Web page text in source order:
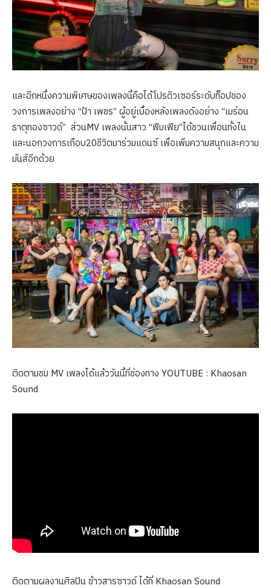
และอีกหนึ่งความพิเศษของเพลงนี้คือได้โปรดิวเซอร์ระดับท็อปของ
วงการเพลงอย่าง “ป้า เพชร” ผู้อยู่เบื้องหลังเพลงดังอย่าง “เมร่อน
ธาตุทองซาวด์” ส่วนMV เพลงนั้นสาว “ฟีมเฟีย”ได้ชวนเพื่อนทั้งใน
และนอกวงการเกือบ20ชีวิตมาร่วมแดนซ์ เพื่อเพิ่มความสนุกและความ
มันส์อีกด้วย
ติดตามชม MV เพลงได้แล้ววันนี้ที่ช่องทาง YOUTUBE : Khaosan
Sound
ติดตามผลงานศิลปิน ข้าวสารซาวด์ ได้ที่ Khaosan Sound